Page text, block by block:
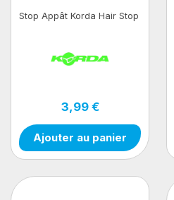
Stop Appât Korda Hair Stop
3,99 €
Ajouter au panier